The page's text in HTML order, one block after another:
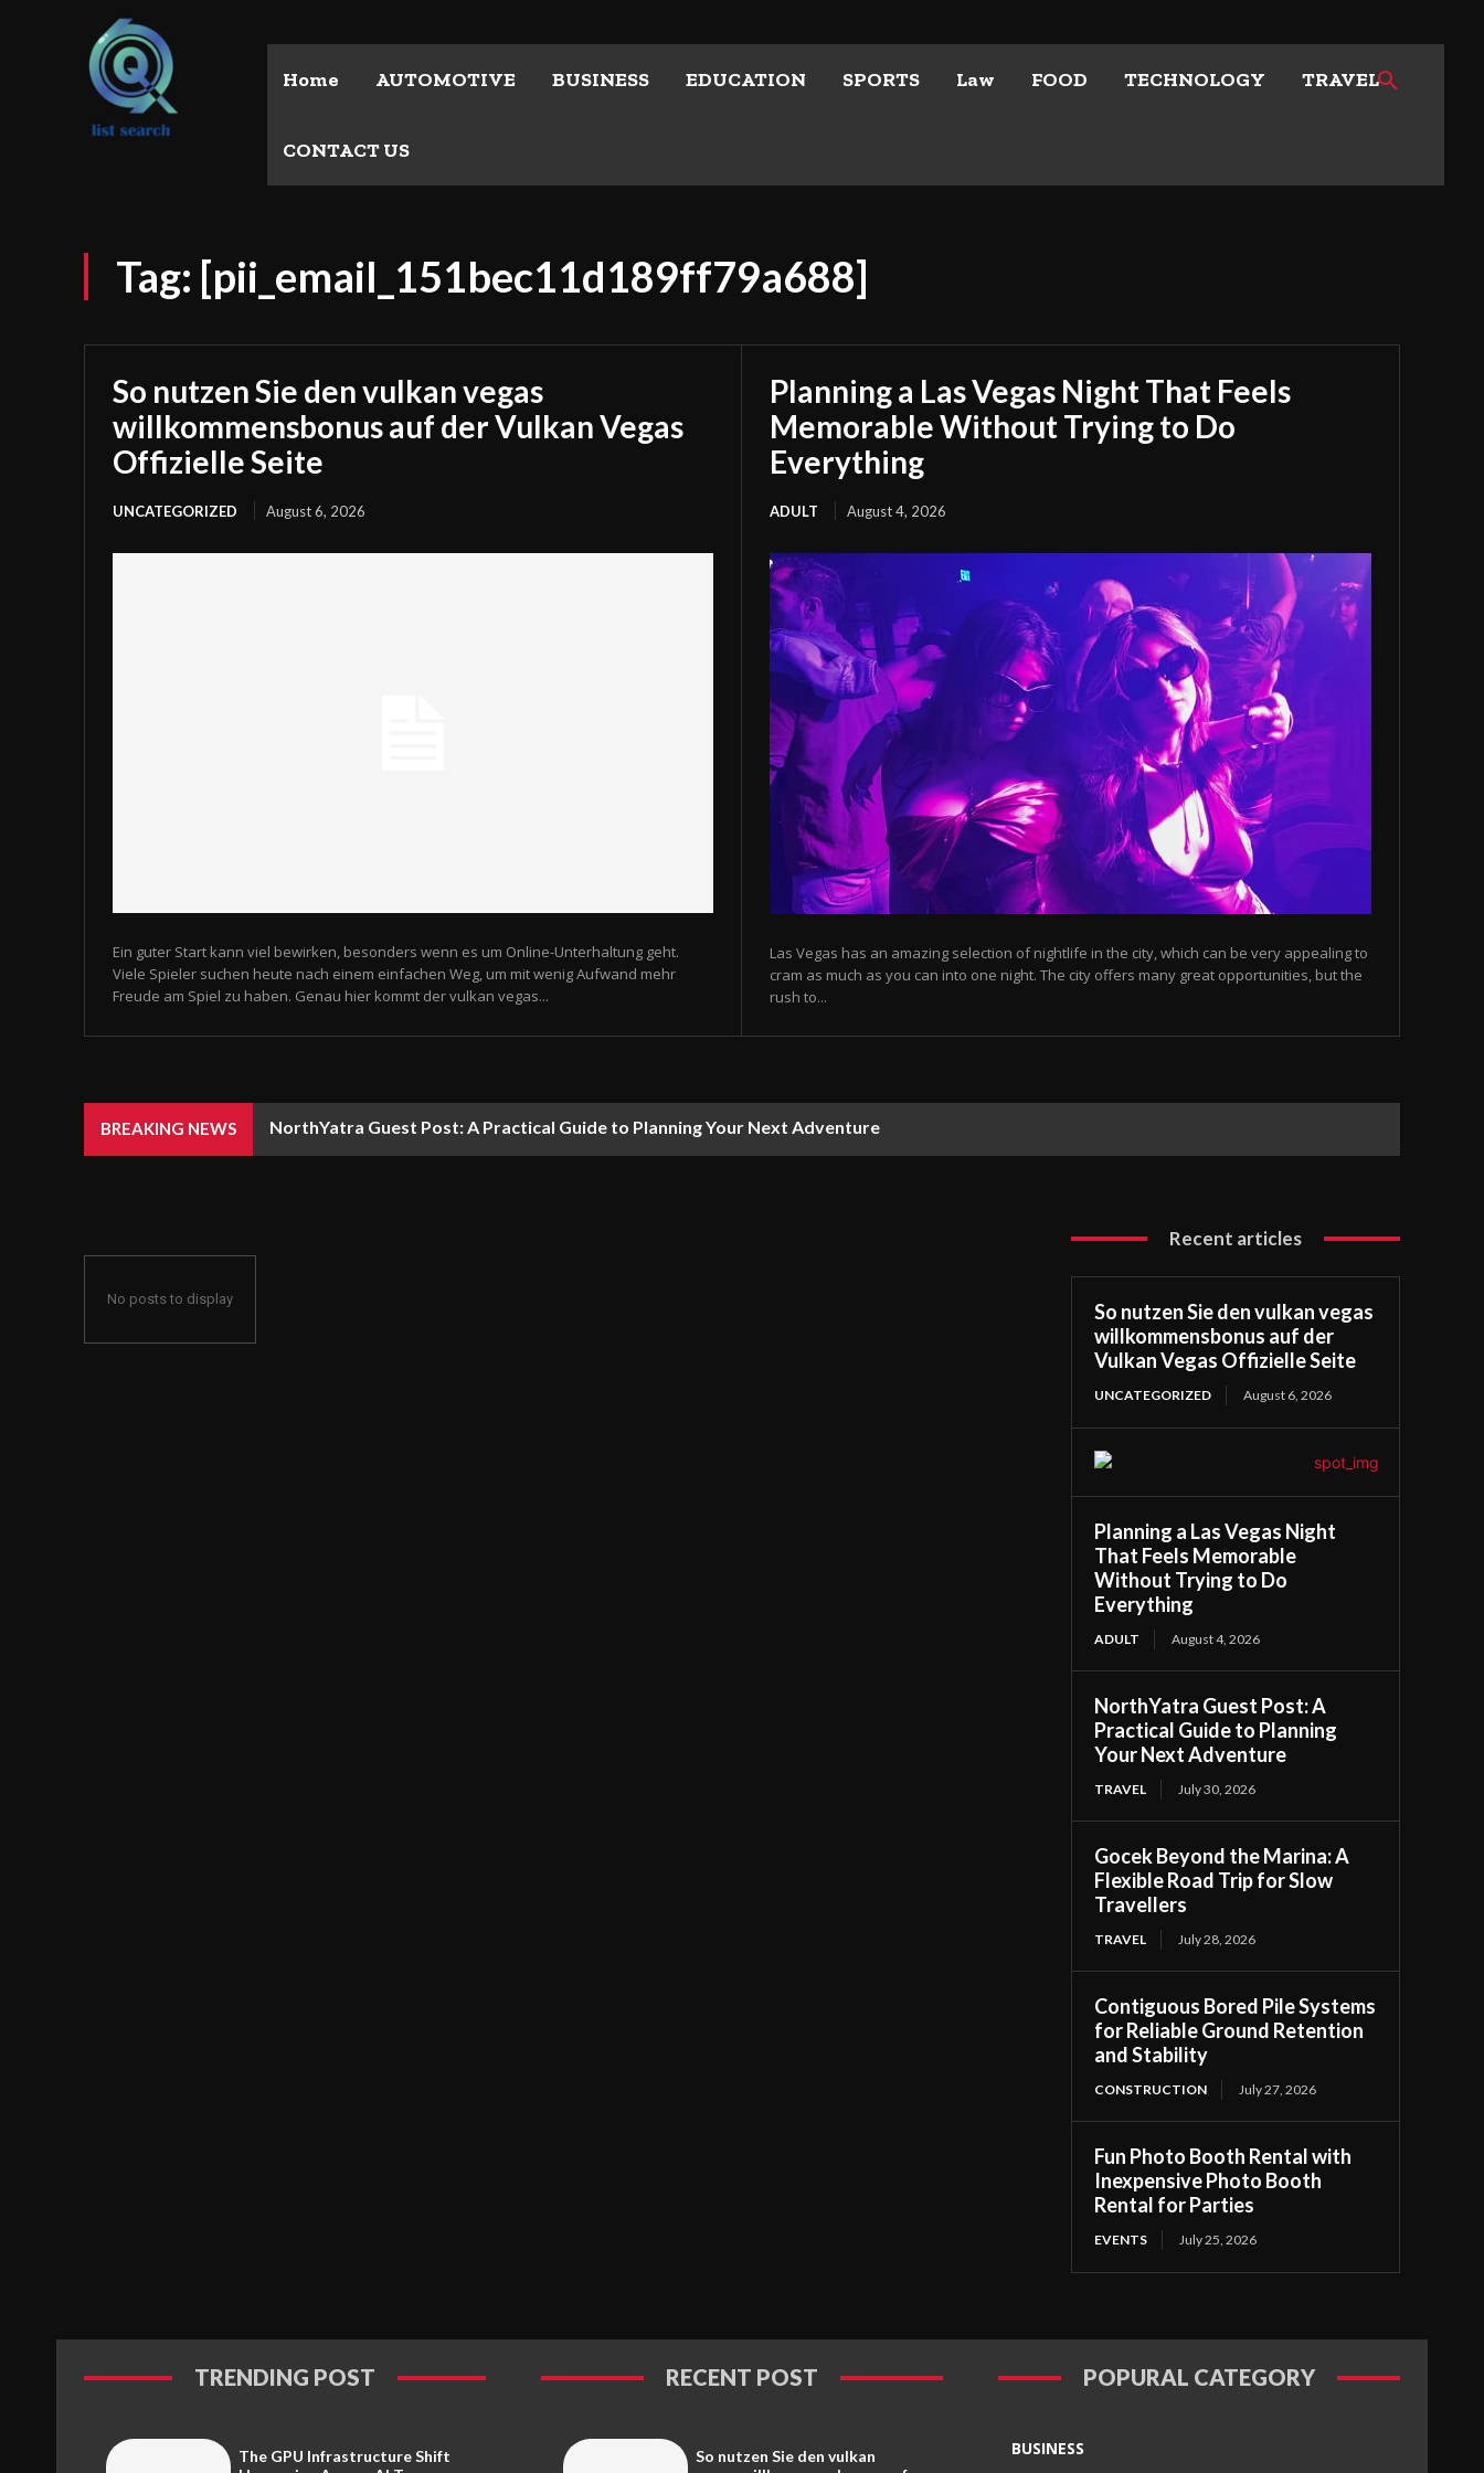
Home AUTOMOTIVE BUSINESS EDUCATION SPORTS Law FOOD TECHNOLOGY TRAVEL
CONTACT US
Tag: [pii_email_151bec11d189ff79a688]
So nutzen Sie den vulkan vegas
willkommensbonus auf der Vulkan Vegas
Offizielle Seite
UNCATEGORIZED August 6, 2026
Ein guter Start kann viel bewirken, besonders wenn es um Online-Unterhaltung geht.
Viele Spieler suchen heute nach einem einfachen Weg, um mit wenig Aufwand mehr
Freude am Spiel zu haben. Genau hier kommt der vulkan vegas...
Planning a Las Vegas Night That Feels
Memorable Without Trying to Do
Everything
ADULT August 4, 2026
Las Vegas has an amazing selection of nightlife in the city, which can be very appealing to
cram as much as you can into one night. The city offers many great opportunities, but the
rush to...
BREAKING NEWS NorthYatra Guest Post: A Practical Guide to Planning Your Next Adventure
No posts to display
Recent articles
So nutzen Sie den vulkan vegas
willkommensbonus auf der
Vulkan Vegas Offizielle Seite
UNCATEGORIZED August 6, 2026
Planning a Las Vegas Night
That Feels Memorable
Without Trying to Do
Everything
ADULT August 4, 2026
NorthYatra Guest Post: A
Practical Guide to Planning
Your Next Adventure
TRAVEL July 30, 2026
Gocek Beyond the Marina: A
Flexible Road Trip for Slow
Travellers
TRAVEL July 28, 2026
Contiguous Bored Pile Systems
for Reliable Ground Retention
and Stability
CONSTRUCTION July 27, 2026
Fun Photo Booth Rental with
Inexpensive Photo Booth
Rental for Parties
EVENTS July 25, 2026
TRENDING POST
The GPU Infrastructure Shift
RECENT POST
So nutzen Sie den vulkan
POPURAL CATEGORY
BUSINESS